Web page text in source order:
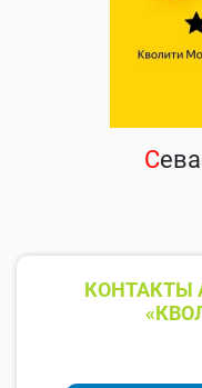
С
КОНТАКТЫ